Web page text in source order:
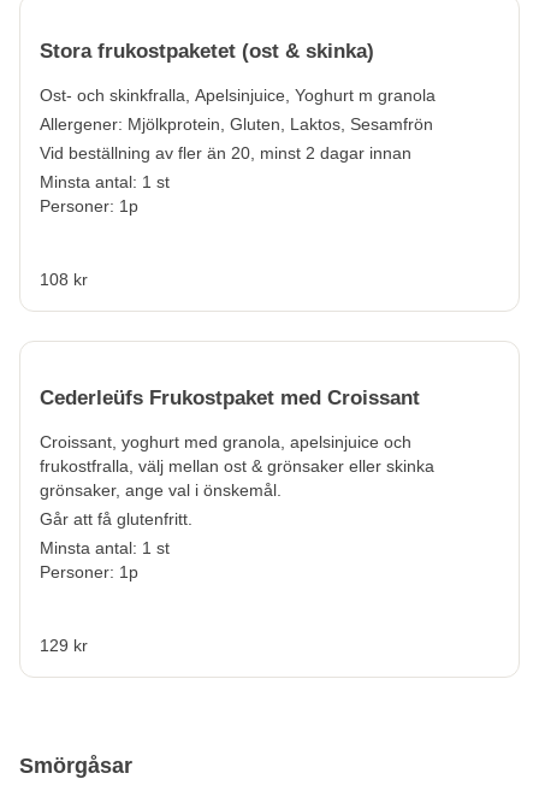
Stora frukostpaketet (ost & skinka)
Ost- och skinkfralla, Apelsinjuice, Yoghurt m granola
Allergener: Mjölkprotein, Gluten, Laktos, Sesamfrön
Vid beställning av fler än 20, minst 2 dagar innan
Minsta antal: 1 st
Personer: 1p
108 kr
Cederleüfs Frukostpaket med Croissant
Croissant, yoghurt med granola, apelsinjuice och
frukostfralla, välj mellan ost & grönsaker eller skinka
grönsaker, ange val i önskemål.
Går att få glutenfritt.
Minsta antal: 1 st
Personer: 1p
129 kr
Smörgåsar